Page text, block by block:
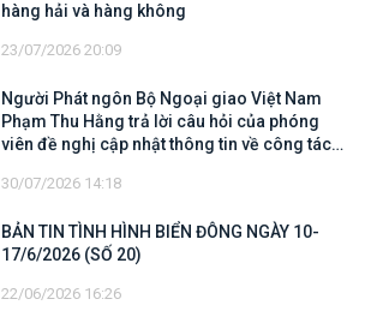
hàng hải và hàng không
23/07/2026 20:09
Người Phát ngôn Bộ Ngoại giao Việt Nam
Phạm Thu Hằng trả lời câu hỏi của phóng
viên đề nghị cập nhật thông tin về công tác
trên tàu Khôi Nguyên 18
30/07/2026 14:18
BẢN TIN TÌNH HÌNH BIỂN ĐÔNG NGÀY 10-
17/6/2026 (SỐ 20)
22/06/2026 16:26